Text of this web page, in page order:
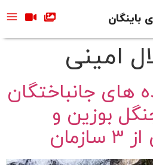
باینگان
امینی
های جانباختگان
بوزین و